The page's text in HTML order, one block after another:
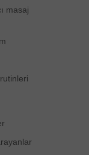
masaj